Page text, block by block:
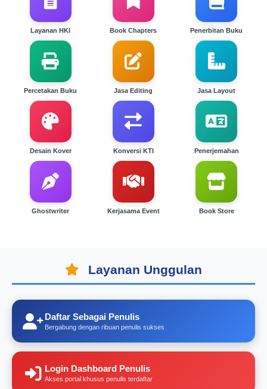
Layanan HKI Book Chapters Penerbitan Buku
Percetakan Buku Jasa Editing Jasa Layout
Desain Kover Konversi KTI Penerjemahan
Ghostwriter Kerjasama Event Book Store
Layanan Unggulan
Daftar Sebagai Penulis
Bergabung dengan ribuan penulis sukses
Login Dashboard Penulis
Akses portal khusus penulis terdaftar